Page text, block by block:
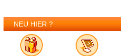
NEU HIER ?